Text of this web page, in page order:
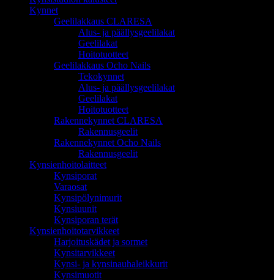
Kynnet
Geelilakkaus CLARESA
Alus- ja päällysgeelilakat
Geelilakat
Hoitotuotteet
Geelilakkaus Ocho Nails
Tekokynnet
Alus- ja päällysgeelilakat
Geelilakat
Hoitotuotteet
Rakennekynnet CLARESA
Rakennusgeelit
Rakennekynnet Ocho Nails
Rakennusgeelit
Kynsienhoitolaitteet
Kynsiporat
Varaosat
Kynsipölynimurit
Kynsiuunit
Kynsiporan terät
Kynsienhoitotarvikkeet
Harjoituskädet ja sormet
Kynsitarvikkeet
Kynsi- ja kynsinauhaleikkurit
Kynsimuotit